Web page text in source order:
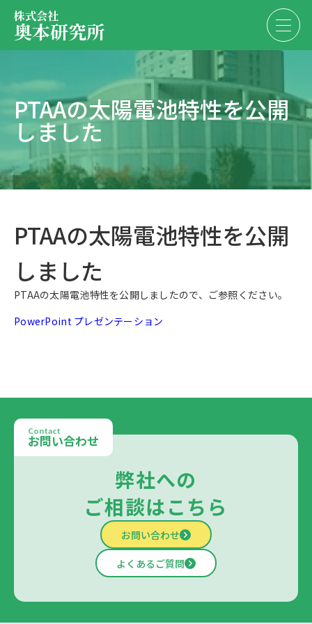
株式会社
奥本研究所
会社・決算情報
代表紹介
お問い合わせ
お問い合わせ
PTAAの太陽電池特性を公開
しました
PTAAの太陽電池特性を公開
しました
PTAAの太陽電池特性を公開しましたので、ご参照ください。
PowerPoint プレゼンテーション
Contact
お問い合わせ
弊社への
ご相談はこちら
お問い合わせ
よくあるご質問